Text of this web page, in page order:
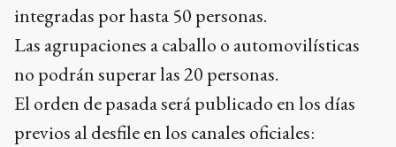
integradas por hasta 50 personas.
Las agrupaciones a caballo o automovilísticas
no podrán superar las 20 personas.
El orden de pasada será publicado en los días
previos al desfile en los canales oficiales: